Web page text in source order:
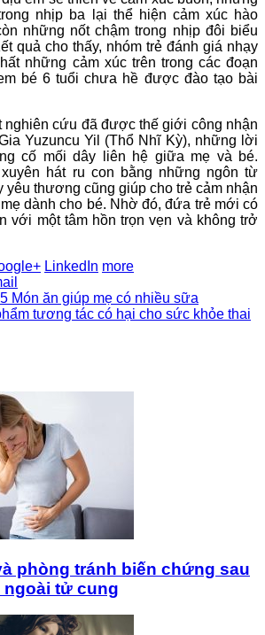
nhịp ba lại thể hiện cảm xúc hào
những nốt chậm trong nhịp đôi biểu
quả cho thấy, nhóm trẻ đánh giá nhạy
những cảm xúc trên trong các đoạn
bé 6 tuổi chưa hề được đào tạo bài
nghiên cứu đã được thế giới công nhận
Yuzuncu Yil (Thổ Nhĩ Kỳ), những lời
cố mối dây liên hệ giữa mẹ và bé.
hát ru con bằng những ngôn từ
yêu thương cũng giúp cho trẻ cảm nhận
dành cho bé. Nhờ đó, đứa trẻ mới có
với một tâm hồn trọn vẹn và không trở
LinkedIn more
Món ăn giúp mẹ có nhiều sữa
tương tác có hại cho sức khỏe thai
phòng tránh biến chứng sau
ngoài tử cung